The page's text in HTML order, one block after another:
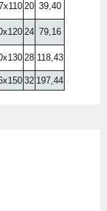
20 39,40
24 79,16
28 118,43
32 197,44